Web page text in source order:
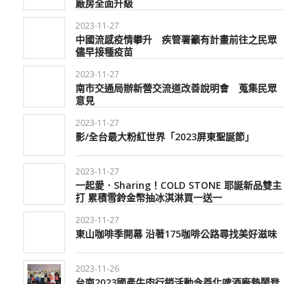
2023-11-27
中國流感疫情攀升 疾管署籲有計畫前往之民眾
儘早接種疫苗
2023-11-27
南市交通局辦新營交流道改善說明會 蒐集民眾
意見
2023-11-27
影/全台最大粉紅世界「2023屏東聖誕節」
2023-11-27
一起愛．Sharing！COLD STONE 耶誕新品雙主
打 累積雪鈴金幣抽冰淇淋買一送一
2023-11-27
東山咖啡季開幕 沿著175咖啡公路尋找美好滋味
2023-11-26
台南2023國產牛肉行銷活動今善化啤酒廠熱鬧登